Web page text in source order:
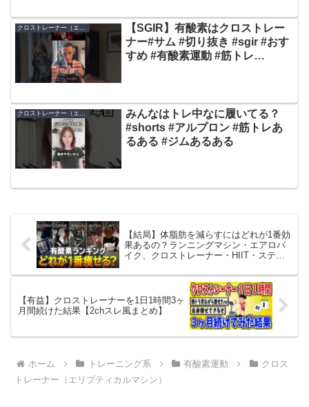
り徒歩５分】お問い合わせ：082-94...
クロストレーナー（エリプティカルマシン）
【SGIR】有酸素はクロストレー
ナー#サム #切り抜き #sgir #おす
すめ #有酸素運動 #筋トレ
みんなはトレ中なに履いてる？
#shorts #アルプロン #筋トレあ
るある #ジムあるある
【結局】体脂肪を減らすにはどれが1番効
果あるの？ランニングマシン・エアロバ
イク、クロストレーナー・HIIT・ステッ
【有益】クロストレーナーを1日1時間3ヶ
月間続けた結果【2chスレ風まとめ】
ホーム トレーニング系 有酸素運動
クロス
トレーナー（エリプティカルマシン）